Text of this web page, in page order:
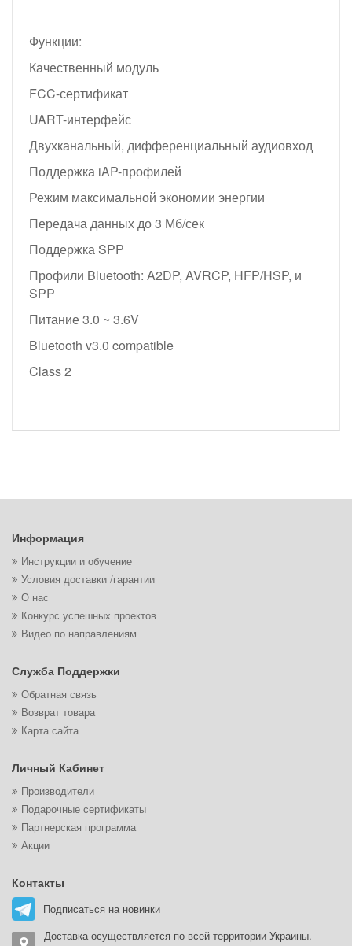
Функции:
Качественный модуль
FCC-сертификат
UART-интерфейс
Двухканальный, дифференциальный аудиовход
Поддержка iAP-профилей
Режим максимальной экономии энергии
Передача данных до 3 Мб/сек
Поддержка SPP
Профили Bluetooth: A2DP, AVRCP, HFP/HSP, и
SPP
Питание 3.0 ~ 3.6V
Bluetooth v3.0 compatible
Class 2
Информация
Инструкции и обучение
Условия доставки /гарантии
О нас
Конкурс успешных проектов
Видео по направлениям
Служба Поддержки
Обратная связь
Возврат товара
Карта сайта
Личный Кабинет
Производители
Подарочные сертификаты
Партнерская программа
Акции
Контакты
Подписаться на новинки
Доставка осуществляется по всей территории Украины.